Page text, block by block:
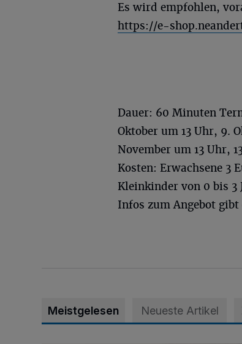
Es wird empfohlen,
https://e-
Dauer: 60 Minuten
Oktober um 13 Uhr, 9.
November um 13 Uhr,
Kosten: Erwachsene 3
Kleinkinder von 0 bis
Infos zum Angebot gibt
Meistgelesen Neueste Artikel